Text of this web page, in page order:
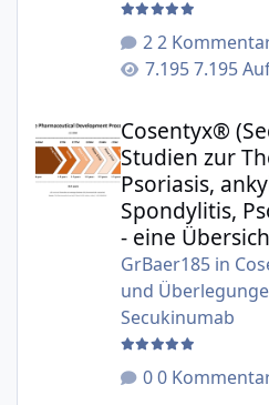
2
7.195
Cosentyx®
Studien zur
Psoriasis,
Spondylitis,
- eine
GrBaer185in
und
Secukinumab
0